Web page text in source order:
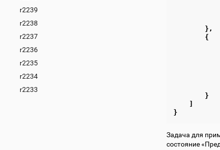
r2239
r2238
r2237
r2236
r2235
r2234
r2233
},
{
}
]
}
Задача для
состояние